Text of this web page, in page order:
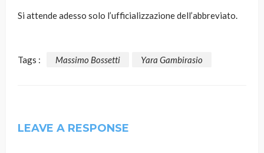
Si attende adesso solo l’ufficializzazione dell’abbreviato.
Tags : Massimo Bossetti Yara Gambirasio
LEAVE A RESPONSE